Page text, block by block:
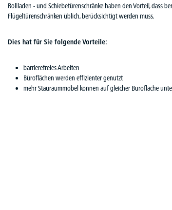
Rollladen - und Schiebetürenschränke haben den Vorteil, dass
Flügeltürenschränken üblich, berücksichtigt werden muss.
Dies hat für Sie folgende Vorteile:
barrierefreies Arbeiten
Büroflächen werden effizienter genutzt
mehr Stauraummöbel können auf gleicher Bürofläche